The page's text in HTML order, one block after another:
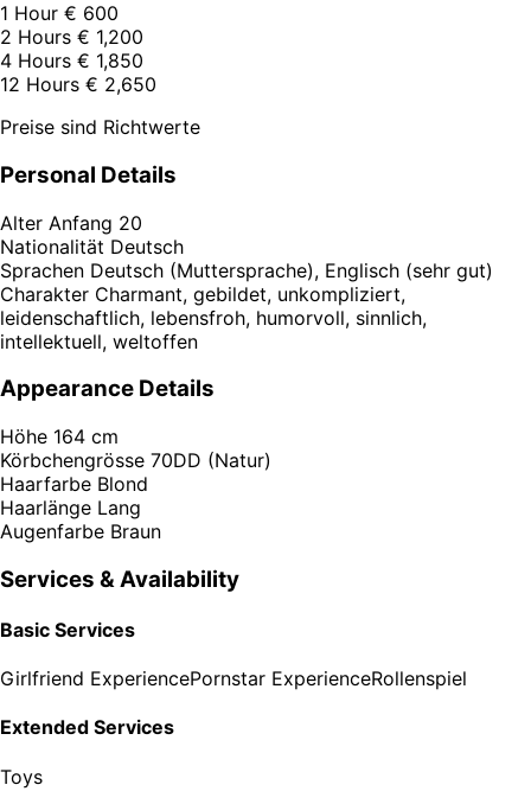
1 Hour € 600
2 Hours € 1,200
4 Hours € 1,850
12 Hours € 2,650
Preise sind Richtwerte
Personal Details
Alter Anfang 20
Nationalität Deutsch
Sprachen Deutsch (Muttersprache), Englisch (sehr gut)
Charakter Charmant, gebildet, unkompliziert,
leidenschaftlich, lebensfroh, humorvoll, sinnlich,
intellektuell, weltoffen
Appearance Details
Höhe 164 cm
Körbchengrösse 70DD (Natur)
Haarfarbe Blond
Haarlänge Lang
Augenfarbe Braun
Services & Availability
Basic Services
Girlfriend ExperiencePornstar ExperienceRollenspiel
Extended Services
Toys